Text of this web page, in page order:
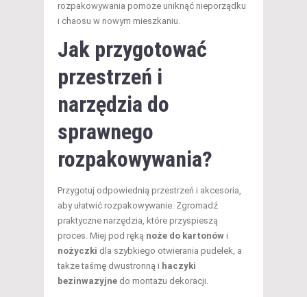
rozpakowywania pomoże uniknąć nieporządku
i chaosu w nowym mieszkaniu.
Jak przygotować
przestrzeń i
narzędzia do
sprawnego
rozpakowywania?
Przygotuj odpowiednią przestrzeń i akcesoria,
aby ułatwić rozpakowywanie. Zgromadź
praktyczne narzędzia, które przyspieszą
proces. Miej pod ręką noże do kartonów i
nożyczki dla szybkiego otwierania pudełek, a
także taśmę dwustronną i haczyki
bezinwazyjne do montażu dekoracji.